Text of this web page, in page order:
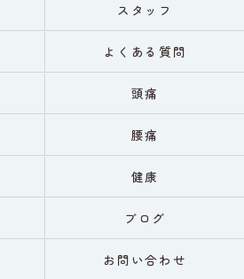
スタッフ
よくある質問
頭痛
腰痛
健康
ブログ
お問い合わせ